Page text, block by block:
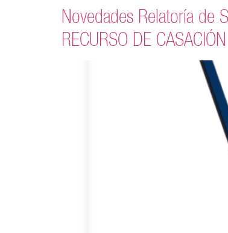
Novedades Relatoría de
RECURSO DE